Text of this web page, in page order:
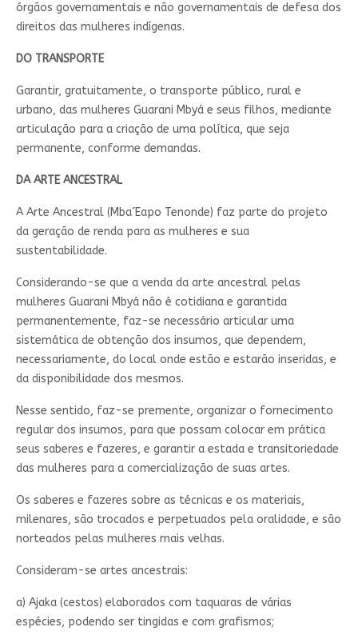
órgãos governamentais e não governamentais de defesa dos
direitos das mulheres indígenas.
DO TRANSPORTE
Garantir, gratuitamente, o transporte público, rural e
urbano, das mulheres Guarani Mbyá e seus filhos, mediante
articulação para a criação de uma política, que seja
permanente, conforme demandas.
DA ARTE ANCESTRAL
A Arte Ancestral (Mba´Eapo Tenonde) faz parte do projeto
da geração de renda para as mulheres e sua
sustentabilidade.
Considerando-se que a venda da arte ancestral pelas
mulheres Guarani Mbyá não é cotidiana e garantida
permanentemente, faz-se necessário articular uma
sistemática de obtenção dos insumos, que dependem,
necessariamente, do local onde estão e estarão inseridas, e
da disponibilidade dos mesmos.
Nesse sentido, faz-se premente, organizar o fornecimento
regular dos insumos, para que possam colocar em prática
seus saberes e fazeres, e garantir a estada e transitoriedade
das mulheres para a comercialização de suas artes.
Os saberes e fazeres sobre as técnicas e os materiais,
milenares, são trocados e perpetuados pela oralidade, e são
norteados pelas mulheres mais velhas.
Consideram-se artes ancestrais:
a) Ajaka (cestos) elaborados com taquaras de várias
espécies, podendo ser tingidas e com grafismos;